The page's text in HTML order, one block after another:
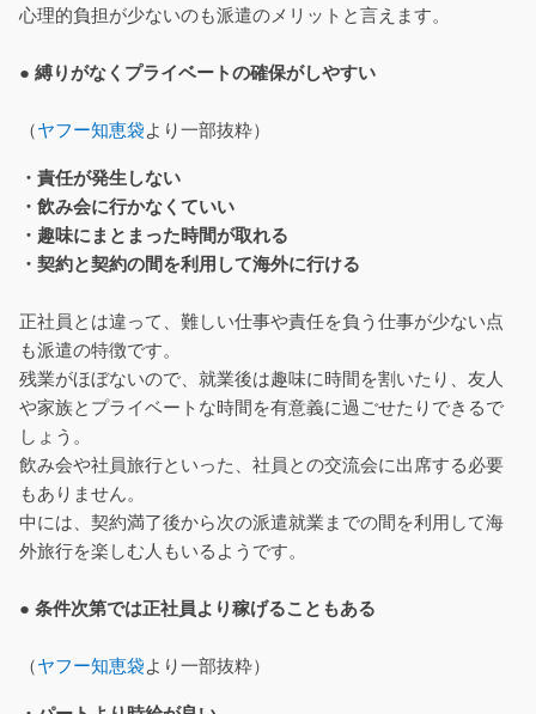
心理的負担が少ないのも派遣のメリットと言えます。
● 縛りがなくプライベートの確保がしやすい
（ヤフー知恵袋より一部抜粋）
・責任が発生しない
・飲み会に行かなくていい
・趣味にまとまった時間が取れる
・契約と契約の間を利用して海外に行ける
正社員とは違って、難しい仕事や責任を負う仕事が少ない点
も派遣の特徴です。
残業がほぼないので、就業後は趣味に時間を割いたり、友人
や家族とプライベートな時間を有意義に過ごせたりできるで
しょう。
飲み会や社員旅行といった、社員との交流会に出席する必要
もありません。
中には、契約満了後から次の派遣就業までの間を利用して海
外旅行を楽しむ人もいるようです。
● 条件次第では正社員より稼げることもある
（ヤフー知恵袋より一部抜粋）